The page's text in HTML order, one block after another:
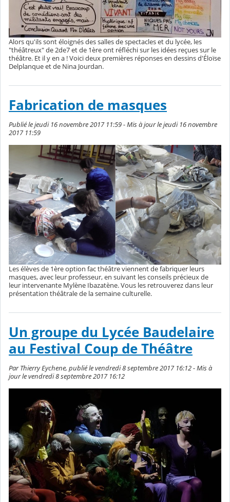
Alors qu'ils sont éloignés des salles de spectacles et du lycée, les
"théâtreux" de 2de7 et de 1ère ont réfléchi sur les idées reçues sur le
théâtre. Et il y en a ! Voici deux premières réponses en dessins d'Éloïse
Delplanque et de Nina Jourdan.
Fabrication de masques
Publié le jeudi 16 novembre 2017 11:59 - Mis à jour le jeudi 16 novembre
2017 11:59
Les élèves de 1ère option fac théâtre viennent de fabriquer leurs
masques, avec leur professeur, en suivant les conseils précieux de
leur intervenante Mylène Ibazatène. Vous les retrouverez dans leur
présentation théâtrale de la semaine culturelle.
Un groupe du Lycée Baudelaire
au Festival Coup de Théâtre
Par Thierry Eychene, publié le vendredi 8 septembre 2017 16:12 - Mis à
jour le vendredi 8 septembre 2017 16:12